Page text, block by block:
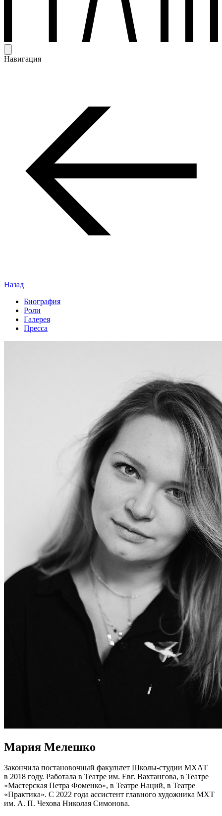
Навигация
Назад
Биография
Роли
Галерея
Пресса
Мария Мелешко
Закончила постановочный факультет Школы-студии МХАТ
в 2018 году. Работала в Театре им. Евг. Вахтангова, в Театре
«Мастерская Петра Фоменко», в Театре Наций, в Театре
«Практика». С 2022 года ассистент главного художника МХТ
им. А. П. Чехова Николая Симонова.